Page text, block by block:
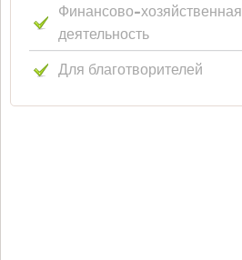
Финансово-хозяйственная
деятельность
Для благотворителей